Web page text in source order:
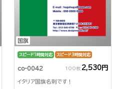
国旗
スピード1時間対応 スピード3時間対応
co-0042 100枚 2,530円
イタリア国旗名刺です！